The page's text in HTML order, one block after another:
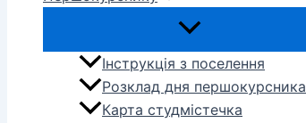
Інструкція з поселення
Розклад дня першокурсника
Карта студмістечка